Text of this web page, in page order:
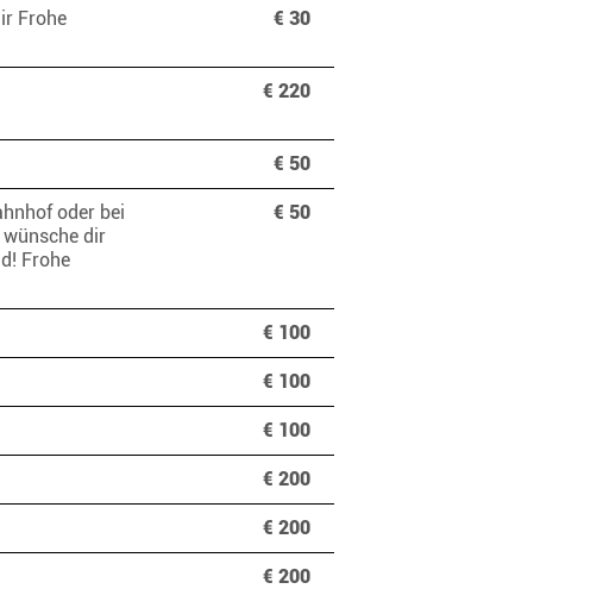
€ 30
Frohe
€ 220
€ 50
€ 50
oder bei
dir
Frohe
€ 100
€ 100
€ 100
€ 200
€ 200
€ 200